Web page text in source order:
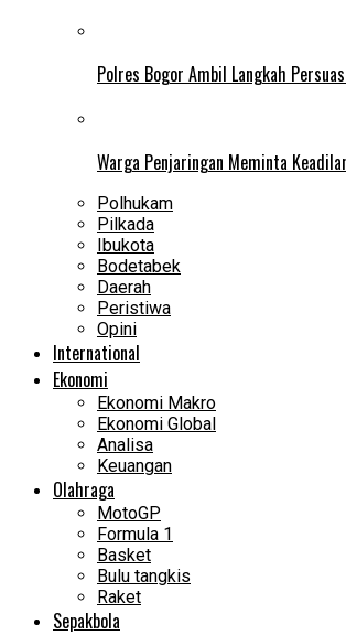
Polres Bogor Ambil Langkah
Warga Penjaringan Meminta
Polhukam
Pilkada
Ibukota
Bodetabek
Daerah
Peristiwa
Opini
International
Ekonomi
Ekonomi Makro
Ekonomi Global
Analisa
Keuangan
Olahraga
MotoGP
Formula 1
Basket
Bulu tangkis
Raket
Sepakbola